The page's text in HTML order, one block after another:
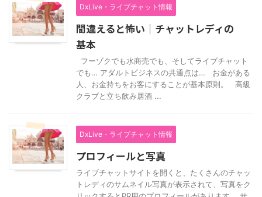
DxLive・ライブチャット情報
間違えると怖い｜チャットレディの
基本
フーゾクでも水商売でも、そしてライブチャット
でも… アダルトビジネスの共通点は… お金がある
人、お金持ちをお客にすることが基本原則。 高級
クラブと立ち飲み居酒 ...
DxLive・ライブチャット情報
プロフィールと写真
ライブチャットサイトを開くと、たくさんのチャッ
トレディのサムネイル写真が表示されて、写真をク